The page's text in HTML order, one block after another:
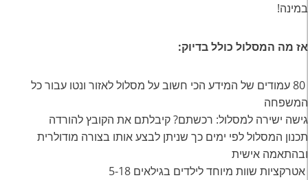
במינה!
אז מה המסלול כולל בדיוק:
80 עמודים של המידע הכי חשוב על מסלול לאזור ונטו עבור כל
המשפחה
גישה ישירה למסלול: רכשתם? קיבלתם את הקובץ להורדה
תכנון המסלול לפי ימים כך שניתן לבצע אותו בצורה מודולרית
ובהתאמה אישית
אטרקציות שוות מיוחד לילדים בגילאים 5-18